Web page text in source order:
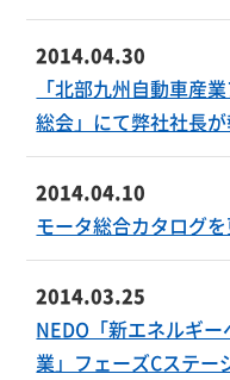
2014.04.30
「北部九州自動車産
総会」にて弊社社長
2014.04.10
モータ総合カタログ
2014.03.25
NEDO「新エネルギ
業」フェーズCステー